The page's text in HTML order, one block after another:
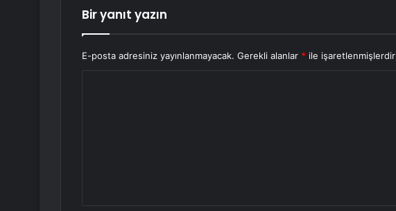
Bir yanıt yazın
E-posta adresiniz yayınlanmayacak. Gerekli alanlar * ile işaretlenmişlerdir